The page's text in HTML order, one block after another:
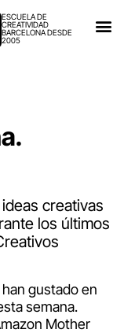
ESCUELA DE
CREATIVIDAD
BARCELONA DESDE
2005
creativas
los últimos
gustado en
semana.
Mother